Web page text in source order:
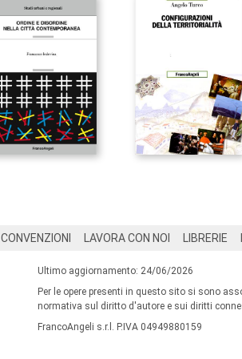
CONVENZIONI LAVORA CON NOI LIBRERIE
Ultimo aggiornamento: 24/06/2026
Per le opere presenti in questo sito si sono
normativa sul diritto d'autore e sui diritti
FrancoAngeli s.r.l. P.IVA 04949880159